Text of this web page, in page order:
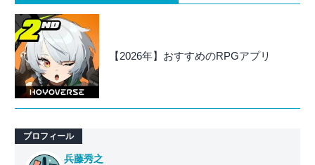
【2026年】おすすめのRPGアプリ
プロフィール
兵藤秀之